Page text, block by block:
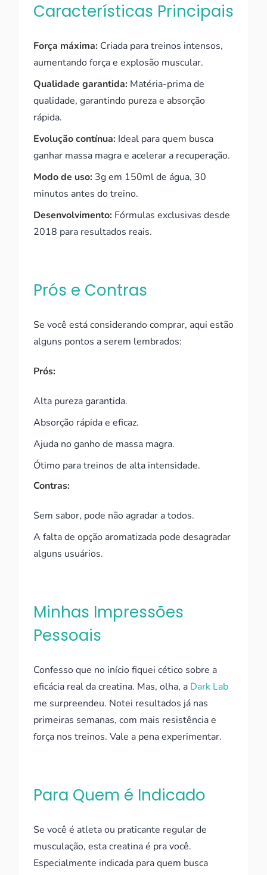
Características Principais
Força máxima: Criada para treinos intensos,
aumentando força e explosão muscular.
Qualidade garantida: Matéria-prima de
qualidade, garantindo pureza e absorção
rápida.
Evolução contínua: Ideal para quem busca
ganhar massa magra e acelerar a recuperação.
Modo de uso: 3g em 150ml de água, 30
minutos antes do treino.
Desenvolvimento: Fórmulas exclusivas desde
2018 para resultados reais.
Prós e Contras
Se você está considerando comprar, aqui estão
alguns pontos a serem lembrados:
Prós:
Alta pureza garantida.
Absorção rápida e eficaz.
Ajuda no ganho de massa magra.
Ótimo para treinos de alta intensidade.
Contras:
Sem sabor, pode não agradar a todos.
A falta de opção aromatizada pode desagradar
alguns usuários.
Minhas Impressões
Pessoais
Confesso que no início fiquei cético sobre a
eficácia real da creatina. Mas, olha, a Dark Lab
me surpreendeu. Notei resultados já nas
primeiras semanas, com mais resistência e
força nos treinos. Vale a pena experimentar.
Para Quem é Indicado
Se você é atleta ou praticante regular de
musculação, esta creatina é pra você.
Especialmente indicada para quem busca